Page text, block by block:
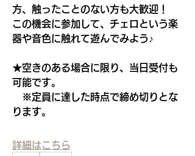
方、触ったことのない方も大歓迎！
この機会に参加して、チェロという楽
器や音色に触れて遊んでみよう♪
★空きのある場合に限り、当日受付も
可能です。
※定員に達した時点で締め切りとな
ります。
詳細はこちら